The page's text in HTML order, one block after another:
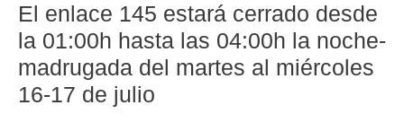
El enlace 145 estará cerrado desde
la 01:00h hasta las 04:00h la noche-
madrugada del martes al miércoles
16-17 de julio